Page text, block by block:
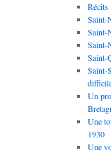
Récits
Saint-
Saint-
Saint-
Saint-
Saint-
Un
Une
1930
Une